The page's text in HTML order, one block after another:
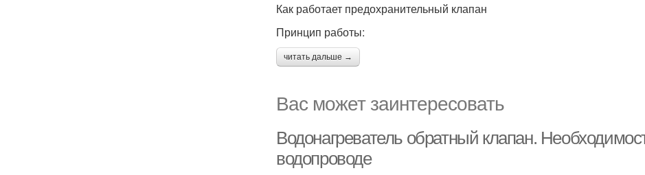
Как работает предохранительный клапан
Принцип работы:
читать дальше →
Вас может заинтересовать
Водонагреватель обратный клапан.
водопроводе